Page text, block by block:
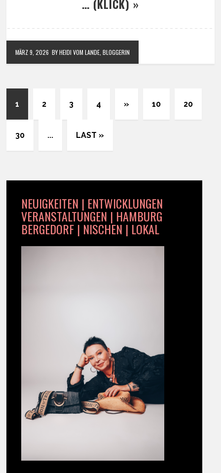
… (KLICK) »
MÄRZ 9, 2026 BY HEIDI VOM LANDE, BLOGGERIN
1 2 3 4 » 10 20
30 ... LAST »
NEUIGKEITEN | ENTWICKLUNGEN
VERANSTALTUNGEN | HAMBURG
BERGEDORF | NISCHEN | LOKAL